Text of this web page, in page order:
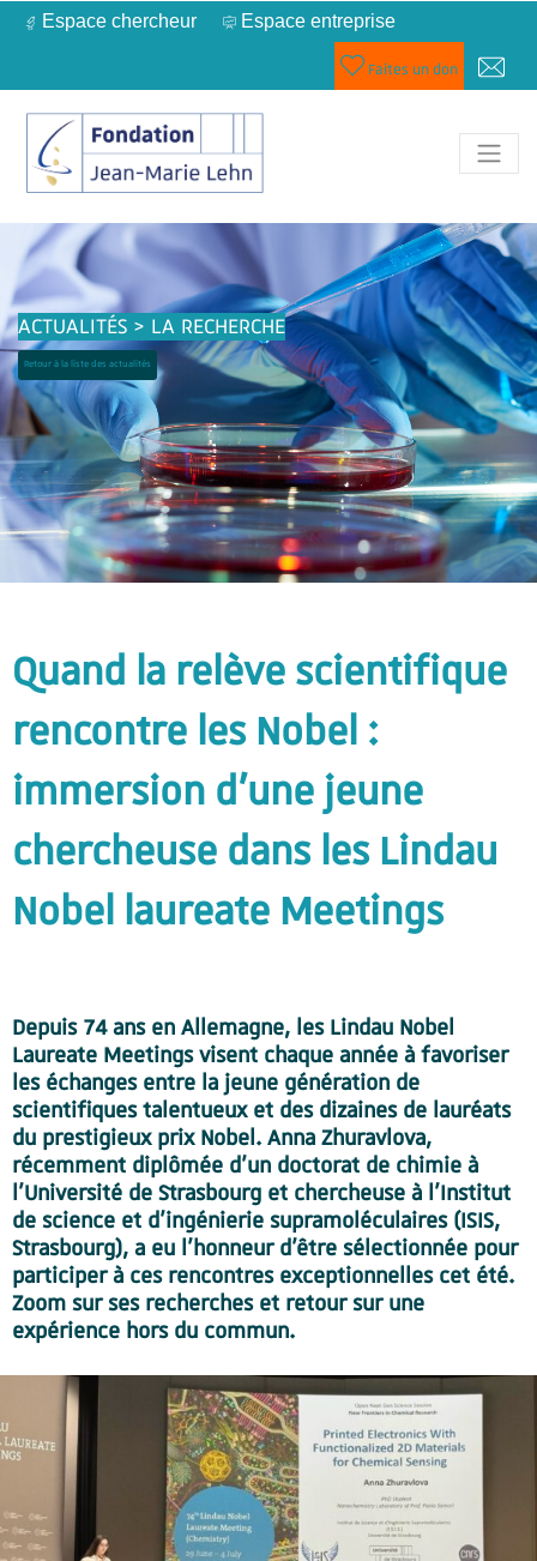
Espace chercheur Espace entreprise
Faites un don
ACTUALITÉS > LA RECHERCHE
Retour à la liste des actualités
Quand la relève scientifique
rencontre les Nobel :
immersion d’une jeune
chercheuse dans les Lindau
Nobel laureate Meetings
Depuis 74 ans en Allemagne, les Lindau Nobel
Laureate Meetings visent chaque année à favoriser
les échanges entre la jeune génération de
scientifiques talentueux et des dizaines de lauréats
du prestigieux prix Nobel. Anna Zhuravlova,
récemment diplômée d’un doctorat de chimie à
l’Université de Strasbourg et chercheuse à l’Institut
de science et d'ingénierie supramoléculaires (ISIS,
Strasbourg), a eu l’honneur d’être sélectionnée pour
participer à ces rencontres exceptionnelles cet été.
Zoom sur ses recherches et retour sur une
expérience hors du commun.